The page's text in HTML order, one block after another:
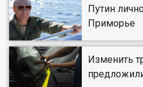
Путин
Приморье
Изменить